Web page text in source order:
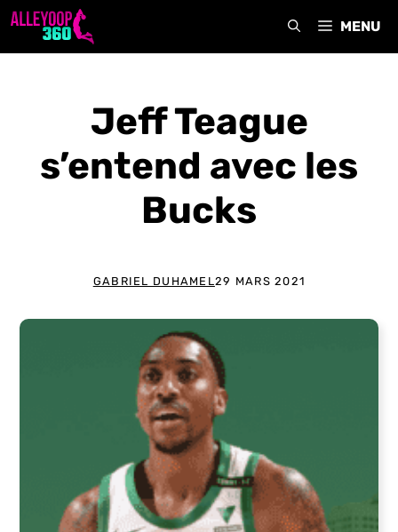
Aller
MENU
Jeff Teague
s’entend avec les
Bucks
GABRIEL DUHAMEL29 MARS 2021